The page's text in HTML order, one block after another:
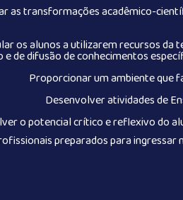
as transformações acadêmico-
os alunos a utilizarem recursos da
e de difusão de conhecimentos
Proporcionar um ambiente que
Desenvolver atividades de
o potencial crítico e reflexivo do
preparados para ingressar